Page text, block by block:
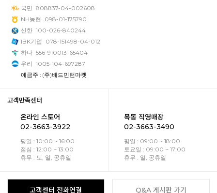
국민 808837-04-002608
NH농협
098-01-175790
신한 100-026-840244
IBK기업
078-151498-04-012
하나 556-910013-65404
우리 1005-104-697287
예금주 : (주)배드민턴마켓
고객만족센터
온라인 스토어
02-3663-3922
평일 : 10:00 ~ 16:00
점심 : 12:00 ~ 13:00
휴무 : 토, 일, 공휴일
목동 직영매장
02-3663-3490
평일 : 09:00 ~ 18:00
토요일 : 09:00 ~ 17:00
휴무 : 일, 공휴일
고객센터 전화연결 Q&A 게시판 가기